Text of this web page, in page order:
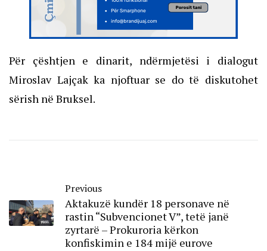
Për çështjen e dinarit, ndërmjetësi i dialogut
Miroslav Lajçak ka njoftuar se do të diskutohet
sërish në Bruksel.
Previous
Aktakuzë kundër 18 personave në
rastin “Subvencionet V”, tetë janë
zyrtarë – Prokuroria kërkon
konfiskimin e 184 mijë eurove